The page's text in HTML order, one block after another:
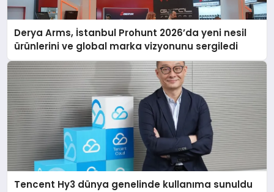
Derya Arms, İstanbul Prohunt 2026’da yeni nesil
ürünlerini ve global marka vizyonunu sergiledi
Tencent Hy3 dünya genelinde kullanıma sunuldu